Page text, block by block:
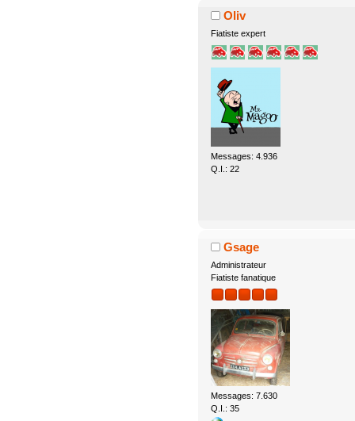
Oliv
Fiatiste expert
Messages: 4.936
Q.I.: 22
Gsage
Administrateur
Fiatiste fanatique
Messages: 7.630
Q.I.: 35